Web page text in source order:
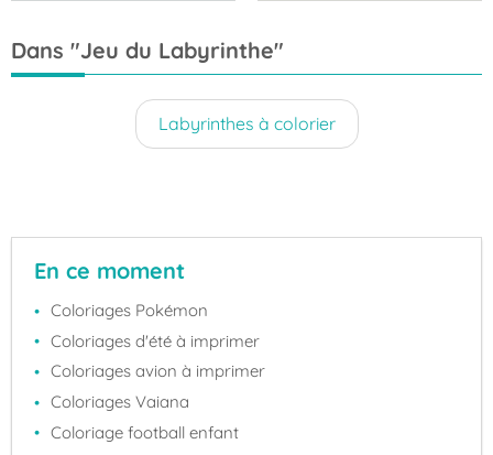
Dans "Jeu du Labyrinthe"
Labyrinthes à colorier
En ce moment
Coloriages Pokémon
Coloriages d'été à imprimer
Coloriages avion à imprimer
Coloriages Vaiana
Coloriage football enfant